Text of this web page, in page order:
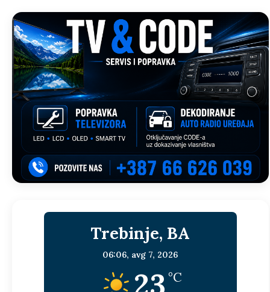
Trebinje, BA
06:06, avg 7, 2026
23 °C